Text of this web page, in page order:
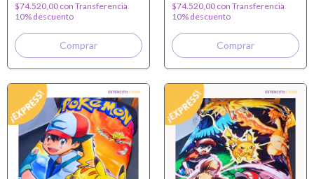
$74.520,00 con Transferencia
10% descuento
$74.520,00 con Transferencia
10% descuento